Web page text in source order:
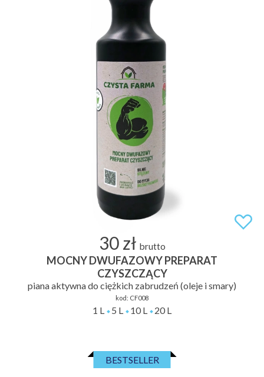
30 zł brutto
MOCNY DWUFAZOWY PREPARAT
CZYSZCZĄCY
piana aktywna do ciężkich zabrudzeń (oleje i smary)
kod: CF008
1 L 5 L 10 L 20 L
BESTSELLER